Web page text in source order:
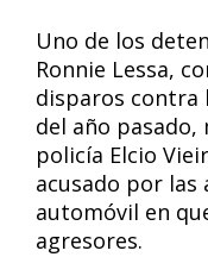
Uno de los
Ronnie Lessa,
disparos contra
del año
policía Elcio
acusado por las
automóvil en
agresores.